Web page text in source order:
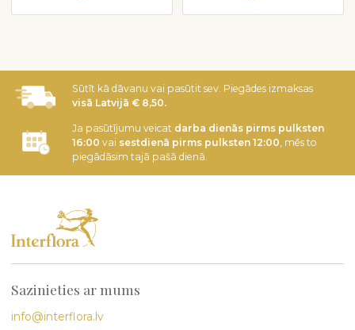
Sūtīt kā dāvanu vai pasūtit sev. Piegādes izmaksas
visā Latvijā € 8,50.
Ja pasūtījumu veicat darba dienās pirms pulksten
16:00 vai sestdienā pirms pulksten 12:00, mēs to
piegādāsim tajā pašā dienā.
Sazinieties ar mums
info@interflora.lv